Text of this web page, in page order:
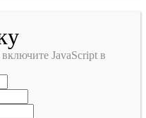
JavaScript в